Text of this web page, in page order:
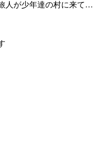
人が少年達の村に来て…